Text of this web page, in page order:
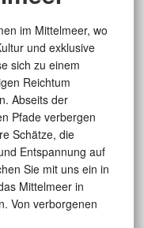
im Mittelmeer, wo
und exklusive
sich zu einem
Reichtum
Abseits der
Pfade verbergen
Schätze, die
Entspannung auf
Sie mit uns ein in
Mittelmeer in
Von verborgenen